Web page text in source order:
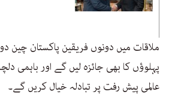
ملاقات میں دونوں فریقین پاکستان چین
پہلوؤں کا بھی جائزہ لیں گے اور باہمی
عالمی پیش رفت پر تبادلہ خیال کریں گے۔